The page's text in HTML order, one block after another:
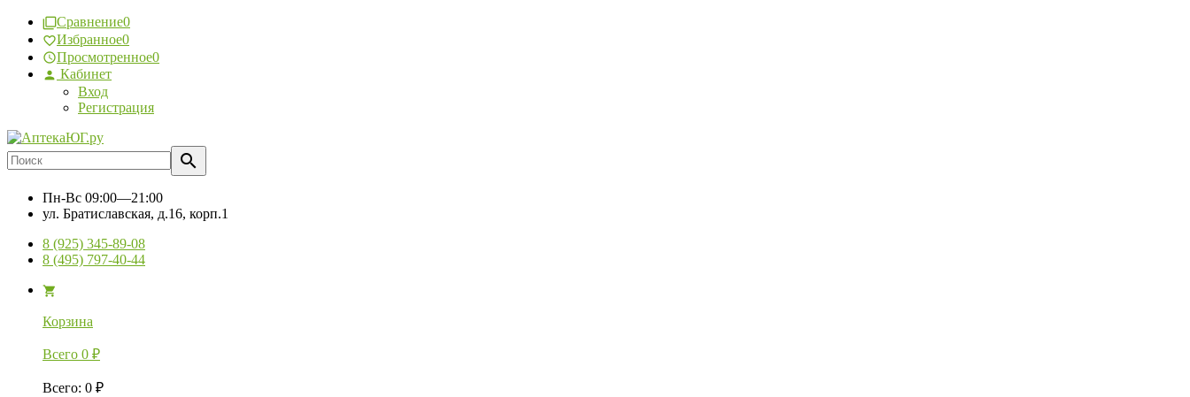
Сравнение0
Избранное0
Просмотренное0
Кабинет
Вход
Регистрация
Пн-Вс 09:00—21:00
ул. Братиславская, д.16, корп.1
8 (925) 345-89-08
8 (495) 797-40-44
Корзина
Всего 0 ₽
Всего: 0 ₽